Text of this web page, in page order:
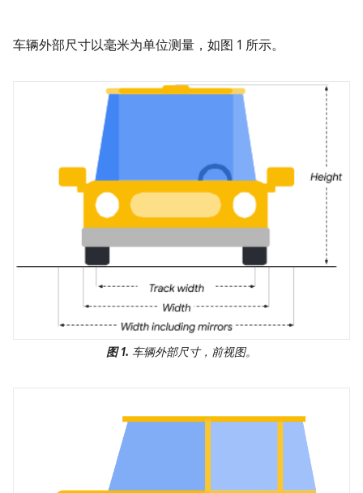
车辆外部尺寸以毫米为单位测量，如图 1 所示。
图 1. 车辆外部尺寸，前视图。